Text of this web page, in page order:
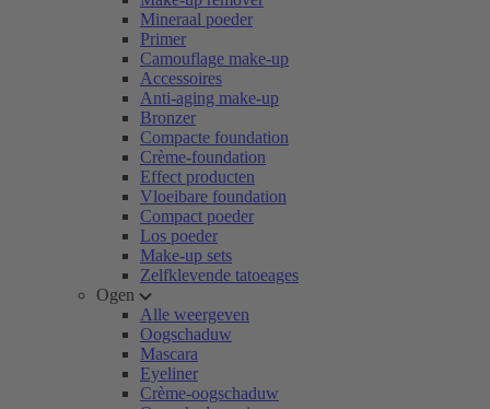
Mineraal poeder
Primer
Camouflage make-up
Accessoires
Anti-aging make-up
Bronzer
Compacte foundation
Crème-foundation
Effect producten
Vloeibare foundation
Compact poeder
Los poeder
Make-up sets
Zelfklevende tatoeages
Ogen
Alle weergeven
Oogschaduw
Mascara
Eyeliner
Crème-oogschaduw